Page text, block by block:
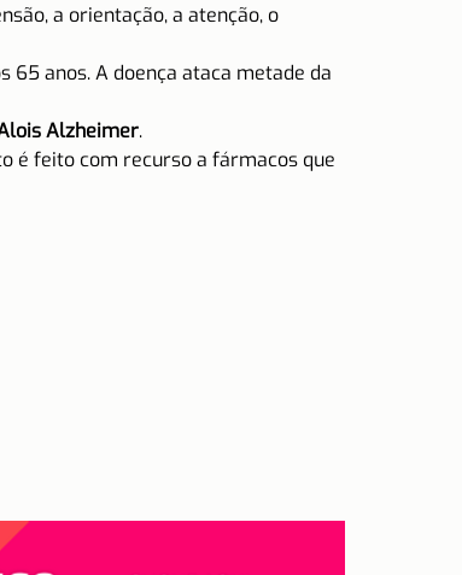
a orientação, a atenção, o
65 anos. A doença ataca metade da
Alzheimer.
é feito com recurso a fármacos que